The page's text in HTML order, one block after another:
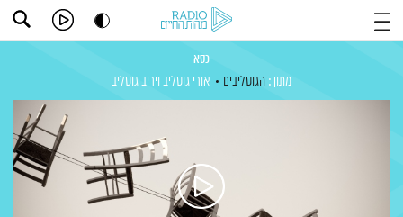
כסא
מתוך: הגוטליבים אורי גוטליב ויריב גוטליב